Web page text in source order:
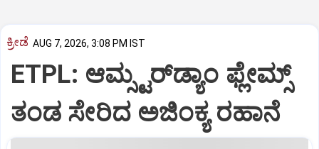
ಕ್ರೀಡೆ AUG 7, 2026, 3:08 PM IST
ETPL: ಆಮ್ಸ್ಟರ್‌ಡ್ಯಾಂ ಫ್ಲೇಮ್ಸ್‌
ತಂಡ ಸೇರಿದ ಅಜಿಂಕ್ಯ ರಹಾನೆ